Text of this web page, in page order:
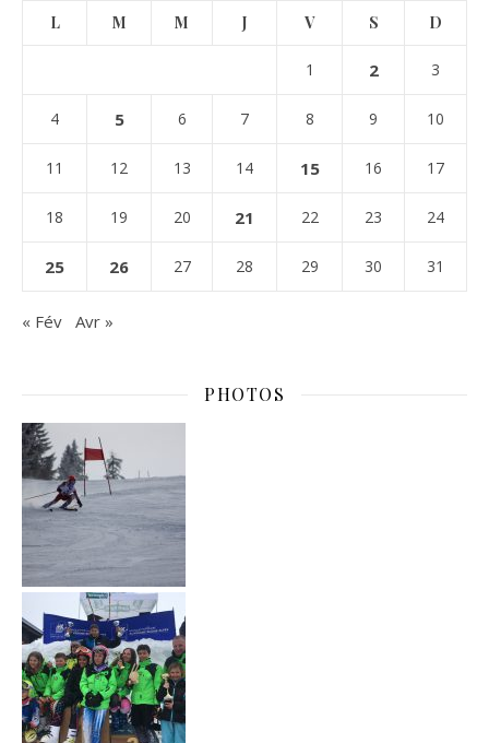
L M M J V S D
1 2 3
4 5 6 7 8 9 10
11 12 13 14 15 16 17
18 19 20 21 22 23 24
25 26 27 28 29 30 31
« Fév Avr »
PHOTOS